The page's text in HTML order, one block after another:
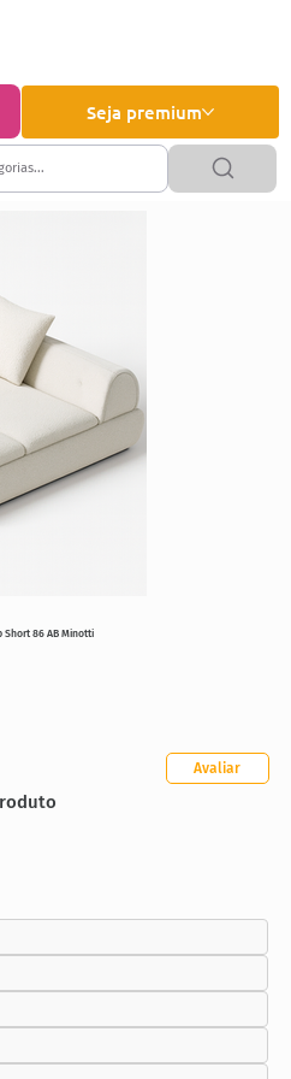
Seja premium
Short 86 AB Minotti
Avaliar